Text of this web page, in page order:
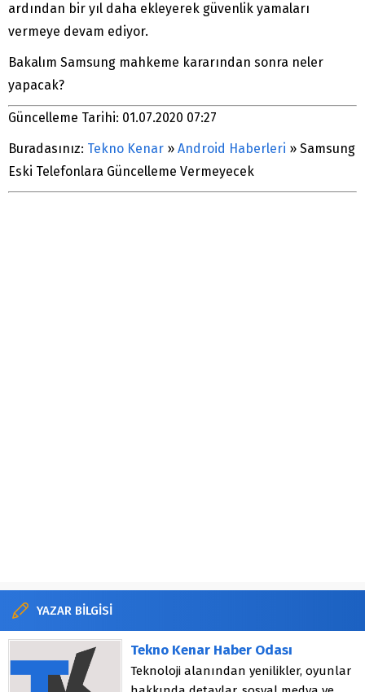
ardından bir yıl daha ekleyerek güvenlik yamaları
vermeye devam ediyor.
Bakalım Samsung mahkeme kararından sonra neler
yapacak?
Güncelleme Tarihi: 01.07.2020 07:27
Buradasınız: Tekno Kenar » Android Haberleri » Samsung
Eski Telefonlara Güncelleme Vermeyecek
YAZAR BİLGİSİ
Tekno Kenar Haber Odası
Teknoloji alanından yenilikler, oyunlar